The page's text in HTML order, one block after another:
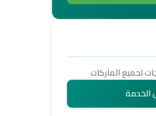
لجميع الماركات